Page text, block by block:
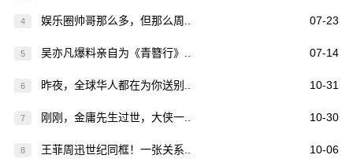
4 娱乐圈帅哥那么多，但那么周.. 07-23
5 吴亦凡爆料亲自为《青簪行》.. 07-14
6 昨夜，全球华人都在为你送别.. 10-31
7 刚刚，金庸先生过世，大侠一.. 10-30
8 王菲周迅世纪同框！一张关系.. 10-06